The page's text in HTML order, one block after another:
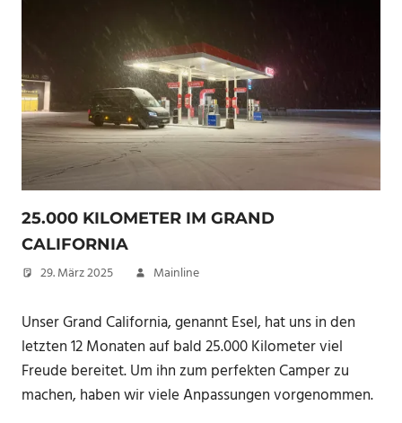
25.000 KILOMETER IM GRAND
CALIFORNIA
29. März 2025 Mainline
Unser Grand California, genannt Esel, hat uns in den
letzten 12 Monaten auf bald 25.000 Kilometer viel
Freude bereitet. Um ihn zum perfekten Camper zu
machen, haben wir viele Anpassungen vorgenommen.